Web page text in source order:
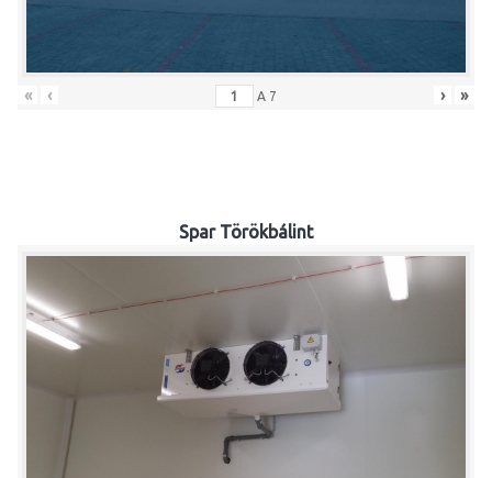
« ‹ A 7 › »
Spar Törökbálint